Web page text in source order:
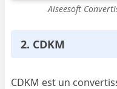
Aiseesoft
2. CDKM
CDKM est un